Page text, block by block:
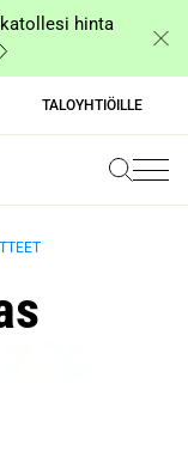
hinta
TALOYHTIÖILLE